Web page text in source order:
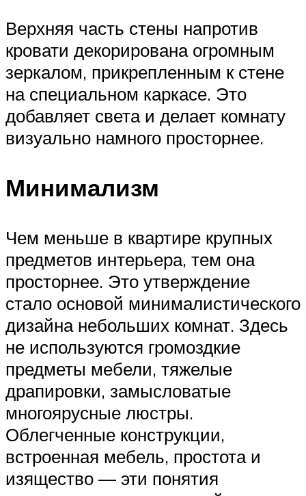
Верхняя часть стены напротив
кровати декорирована огромным
зеркалом, прикрепленным к стене
на специальном каркасе. Это
добавляет света и делает комнату
визуально намного просторнее.
Минимализм
Чем меньше в квартире крупных
предметов интерьера, тем она
просторнее. Это утверждение
стало основой минималистического
дизайна небольших комнат. Здесь
не используются громоздкие
предметы мебели, тяжелые
драпировки, замысловатые
многоярусные люстры.
Облегченные конструкции,
встроенная мебель, простота и
изящество — эти понятия